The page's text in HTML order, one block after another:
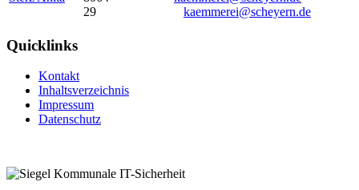
29
kaemmerei@scheyern.de
Quicklinks
Kontakt
Inhaltsverzeichnis
Impressum
Datenschutz